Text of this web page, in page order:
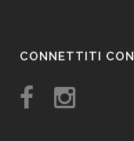
CONNETTITI